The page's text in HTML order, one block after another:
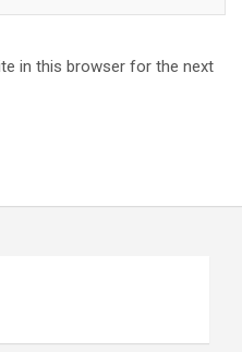
in this browser for the next